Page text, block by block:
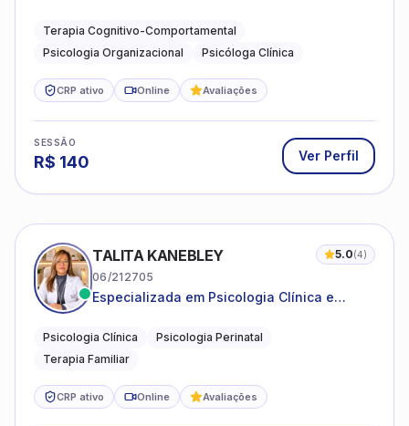
Terapia Cognitivo-Comportamental
Psicologia Organizacional
Psicóloga Clínica
CRP ativo Online Avaliações
SESSÃO
R$ 140 Ver Perfil
TALITA KANEBLEY 5.0(4)
06/212705
Especializada em Psicologia Clínica e
famílias
Psicologia Clínica
Psicologia Perinatal
Terapia Familiar
CRP ativo Online Avaliações